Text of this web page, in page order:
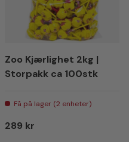
Zoo Kjærlighet 2kg |
Storpakk ca 100stk
Få på lager (2 enheter)
Vanlig pris
289 kr